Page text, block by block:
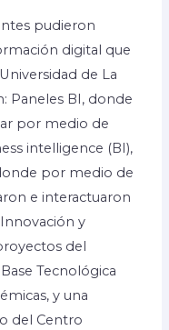
pudieron
digital que
de La
Paneles BI, donde
por medio de
intelligence (BI),
por medio de
e interactuaron
y
del
Tecnológica
y una
del Centro